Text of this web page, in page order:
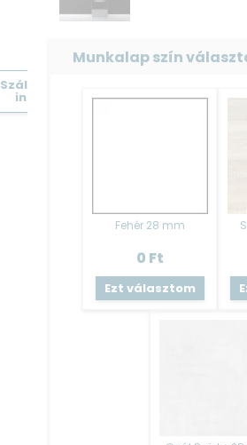
Szállítási
infók
Munkalap szín
Fehér 28 mm
0 Ft
Ezt választom